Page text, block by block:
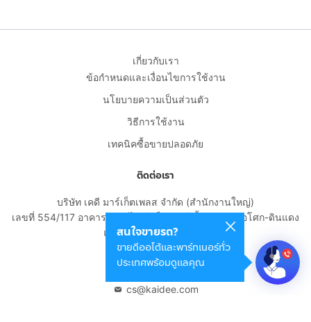
สนใจขายรถ?
ขายดีออโต้และพาร์ทเนอร์ทั่ว
ประเทศพร้อมดูแลคุณ
เกี่ยวกับเรา
ข้อกำหนดและเงื่อนไขการใช้งาน
นโยบายความเป็นส่วนตัว
วิธีการใช้งาน
เทคนิคซื้อขายปลอดภัย
ติดต่อเรา
บริษัท เคดี มาร์เก็ตเพลส จำกัด (สำนักงานใหญ่)
เลขที่ 554/117 อาคารสกายไนน์ เซ็นเตอร์ ชั้น 22 ถนนอโศก-ดินแดง
แขวงดินแดง เขตดินแดง
กรุงเทพมหานคร 10400
cs@kaidee.com